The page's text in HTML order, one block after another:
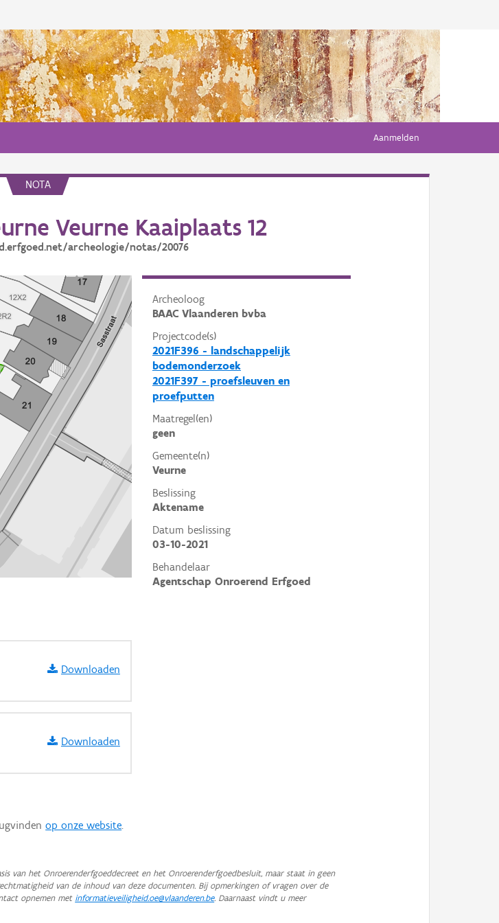
Aanmelden
NOTA
Veurne Kaaiplaats 12
archeologie/notas/20076
Archeoloog
BAAC Vlaanderen bvba
Projectcode(s)
2021F396 - landschappelijk
bodemonderzoek
2021F397 - proefsleuven en
proefputten
Maatregel(en)
geen
Gemeente(n)
Veurne
Beslissing
Aktename
Datum beslissing
03-10-2021
Behandelaar
Agentschap Onroerend Erfgoed
Downloaden
Downloaden
op onze website.
van het Onroerenderfgoeddecreet en het Onroerenderfgoedbesluit, maar staat in geen
van de inhoud van deze documenten. Bij opmerkingen of vragen over de
opnemen met informatieveiligheid.oe@vlaanderen.be. Daarnaast vindt u meer